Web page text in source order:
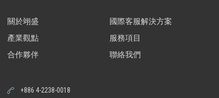
關於翊盛
國際客服解決方案
產業觀點
服務項目
合作夥伴
聯絡我們
+886 4-2238-0018